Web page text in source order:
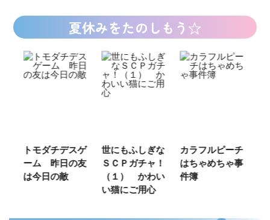
夏休みをたのしもう☆
トモダチデスゲ
ーム 昨日の友
は今日の敵
世にもふしぎな
ＳＣＰガチャ！
（１） かわい
い猫にご用心
カラフルピーチ
はちゃめちゃ事
件簿